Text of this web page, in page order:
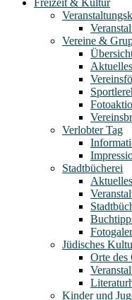
Vereine &
Aktuelles
Verlobter Tag
Stadtbücherei
Aktuelles
Jüdisches
Orte des
Kinder und